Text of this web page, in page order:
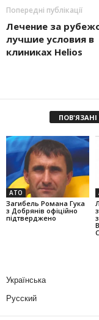
Попередні публікації
Лечение за
лучшие условия в
клиниках Helios
ПОВ'ЯЗАНІ
АТО
Загибель Романа Гука
з Добрянів офіційно
підтверджено
Українська
Русский